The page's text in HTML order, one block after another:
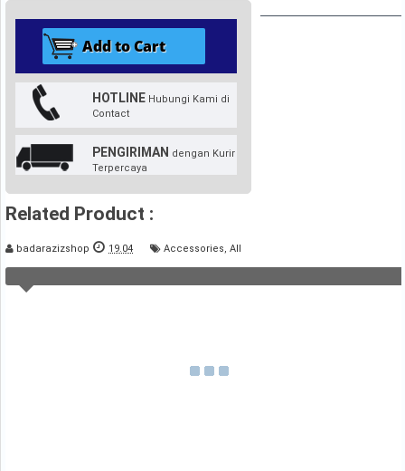
HOTLINE Hubungi Kami di
Contact
PENGIRIMAN dengan Kurir
Terpercaya
Related Product :
badarazizshop 19.04 Accessories All